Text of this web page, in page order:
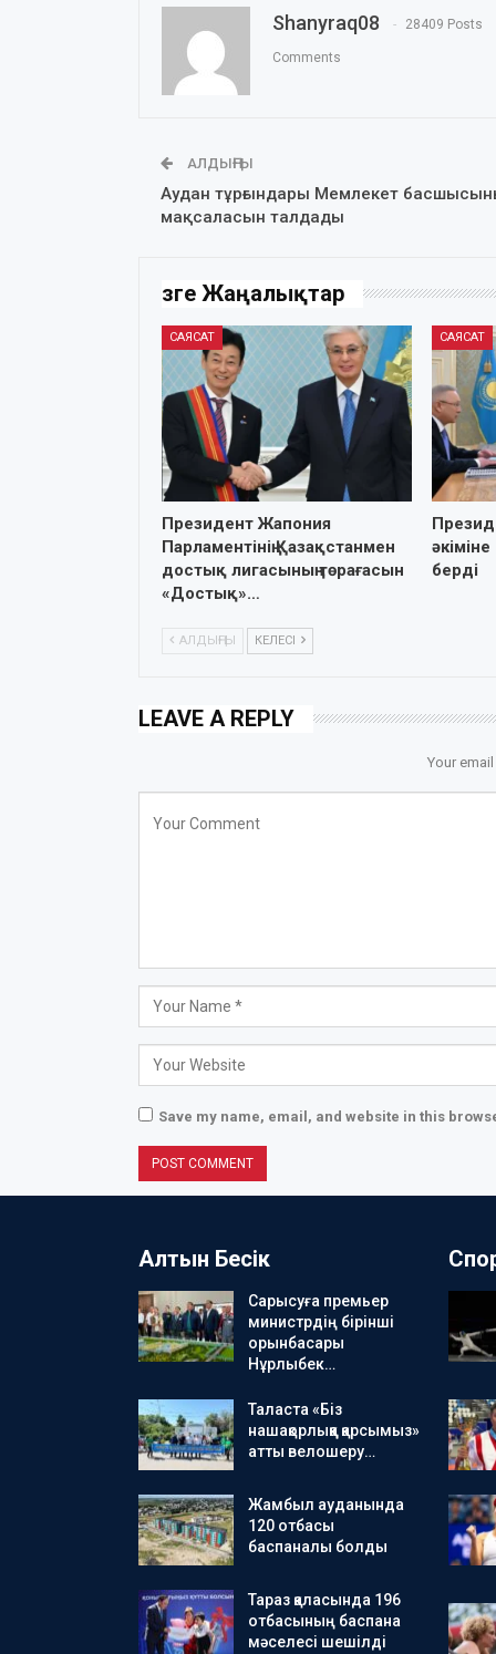
Shanyraq08 28409 Posts
Comments
АЛДЫҢҒЫ
Аудан тұрғындары Мемлекет
мақсаласын талдады
Өзге Жаңалықтар
САЯСАТ
Президент Жапония
Парламентінің Қазақстанмен
достық лигасының төрағасын
«Достық»…
САЯСАТ
берді
АЛДЫҢҒЫ КЕЛЕСІ
LEAVE A REPLY
Your
Save my name, email, and website in this
Алтын Бесік
Сарысуға премьер
министрдің бірінші
орынбасары
Нұрлыбек…
Таласта «Біз
нашақорлыққа қарсымыз»
атты велошеру…
Жамбыл ауданында
120 отбасы
баспаналы болды
Тараз қаласында 196
отбасының баспана
мәселесі шешілді